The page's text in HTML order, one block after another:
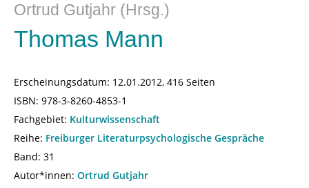
Ortrud Gutjahr (Hrsg.)
Thomas Mann
Erscheinungsdatum: 12.01.2012, 416 Seiten
ISBN: 978-3-8260-4853-1
Fachgebiet: Kulturwissenschaft
Reihe: Freiburger Literaturpsychologische Gespräche
Band: 31
Autor*innen: Ortrud Gutjahr